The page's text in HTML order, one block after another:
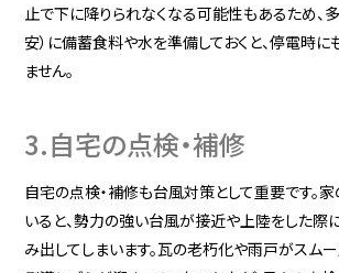
止で下に降りられなくなる可能性もあるため、
安）に備蓄食料や水を準備しておくと、停電時
ません。
3.自宅の点検・補修
自宅の点検・補修も台風対策として重要です。
いると、勢力の強い台風が接近や上陸をした際
み出してしまいます。瓦の老朽化や雨戸がスムー